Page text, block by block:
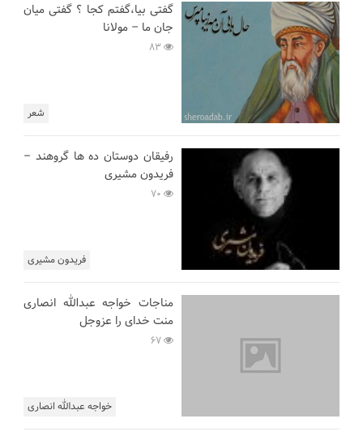
شعر
گفتی بیا،گفتم کجا ؟ گفتی میان
جان ما – مولانا
فریدون مشیری
رفیقان دوستان ده ها گروهند –
فریدون مشیری
خواجه عبدالله انصاری
مناجات خواجه عبدالله انصاری
منت خدای را عزوجل